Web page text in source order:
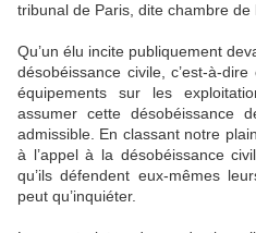
tribunal de Paris, dite chambre de
Qu’un élu incite publiquement
désobéissance civile, c’est-à-
équipements sur les
assumer cette désobéissance
admissible. En classant notre
à l’appel à la désobéissance
qu’ils défendent eux-mêmes
peut qu’inquiéter.